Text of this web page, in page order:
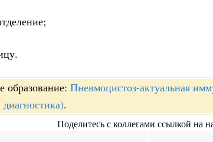
образование: Пневмоцистоз-актуальная
.
Поделитесь с коллегами ссылкой на